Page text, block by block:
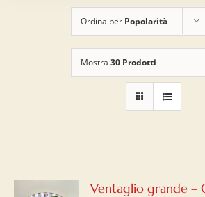
Ordina per Popolarità
Mostra 30 Prodotti
Ventaglio grande –